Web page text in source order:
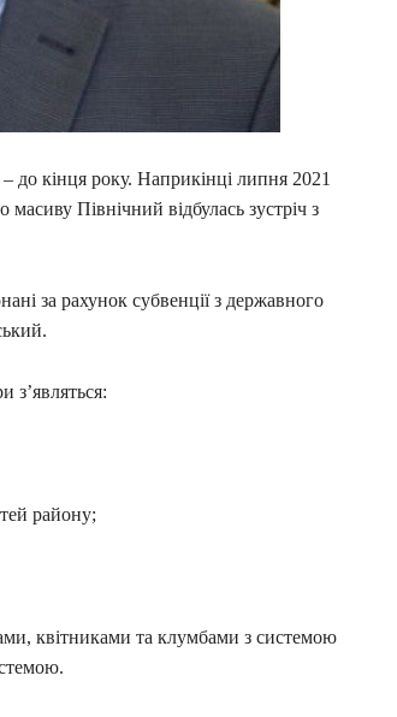
до кінця року. Наприкінці липня 2021
Північний відбулась зустріч з
за рахунок субвенції з державного
з’являться:
району;
квітниками та клумбами з системою